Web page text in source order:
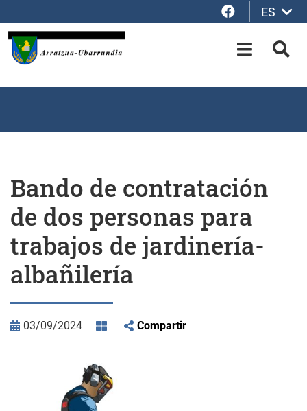
Facebook
ES
OPEN-
Bando de contratación
de dos personas para
trabajos de jardinería-
albañilería
03/09/2024 Compartir